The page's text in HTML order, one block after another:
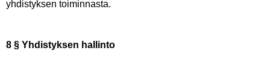
yhdistyksen toiminnasta.
8 § Yhdistyksen hallinto